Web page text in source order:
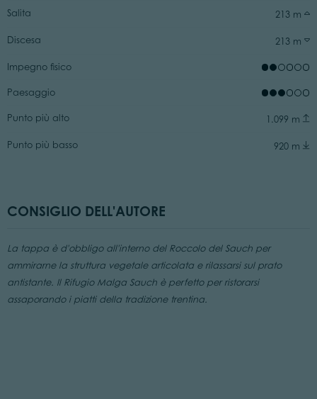
Salita 213 m
Discesa 213 m
Impegno fisico
Paesaggio
Punto più alto 1.099 m
Punto più basso 920 m
CONSIGLIO DELL'AUTORE
La tappa è d'obbligo all'interno del Roccolo del Sauch per
ammirarne la struttura vegetale articolata e rilassarsi sul prato
antistante. Il Rifugio Malga Sauch è perfetto per ristorarsi
assaporando i piatti della tradizione trentina.